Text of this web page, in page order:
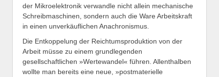
der Mikroelektronik verwandle nicht allein mechanische
Schreibmaschinen, sondern auch die Ware Arbeitskraft
in einen unverkäuflichen Anachronismus.
Die Entkoppelung der Reichtumsproduktion von der
Arbeit müsse zu einem grundlegenden
gesellschaftlichen »Wertewandel« führen. Allenthalben
wollte man bereits eine neue, »postmaterielle